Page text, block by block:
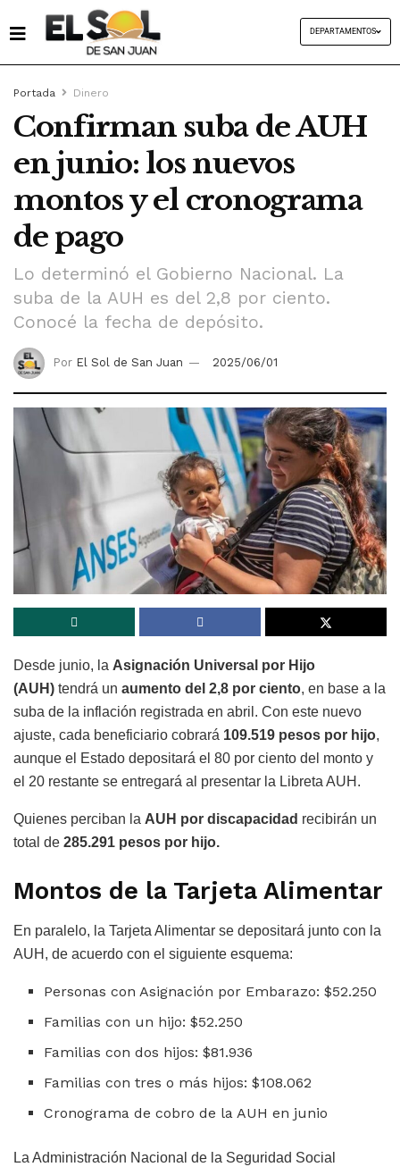
DEPARTAMENTOS
Portada Dinero
Confirman suba de AUH
en junio: los nuevos
montos y el cronograma
de pago
Lo determinó el Gobierno Nacional. La
suba de la AUH es del 2,8 por ciento.
Conocé la fecha de depósito.
Por El Sol de San Juan 2025/06/01
Desde junio, la Asignación Universal por Hijo
(AUH) tendrá un aumento del 2,8 por ciento, en base a la
suba de la inflación registrada en abril. Con este nuevo
ajuste, cada beneficiario cobrará 109.519 pesos por hijo,
aunque el Estado depositará el 80 por ciento del monto y
el 20 restante se entregará al presentar la Libreta AUH.
Quienes perciban la AUH por discapacidad recibirán un
total de 285.291 pesos por hijo.
Montos de la Tarjeta Alimentar
En paralelo, la Tarjeta Alimentar se depositará junto con la
AUH, de acuerdo con el siguiente esquema:
Personas con Asignación por Embarazo: $52.250
Familias con un hijo: $52.250
Familias con dos hijos: $81.936
Familias con tres o más hijos: $108.062
Cronograma de cobro de la AUH en junio
La Administración Nacional de la Seguridad Social